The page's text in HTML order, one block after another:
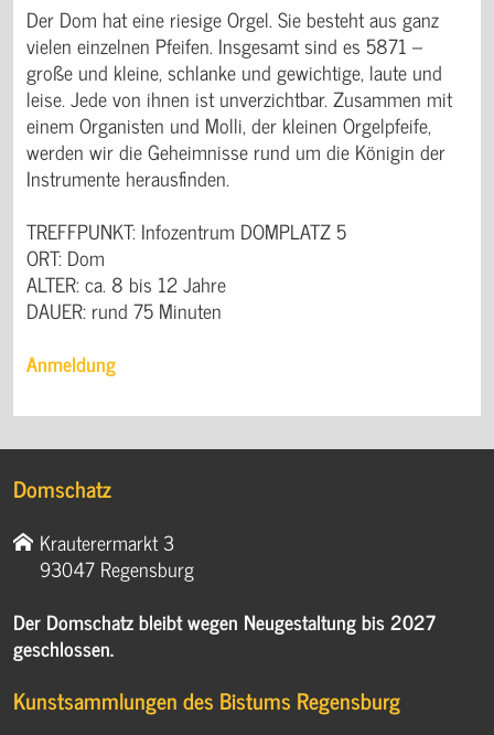
Der Dom hat eine riesige Orgel. Sie besteht aus ganz
vielen einzelnen Pfeifen. Insgesamt sind es 5871 –
große und kleine, schlanke und gewichtige, laute und
leise. Jede von ihnen ist unverzichtbar. Zusammen mit
einem Organisten und Molli, der kleinen Orgelpfeife,
werden wir die Geheimnisse rund um die Königin der
Instrumente herausfinden.
TREFFPUNKT: Infozentrum DOMPLATZ 5
ORT: Dom
ALTER: ca. 8 bis 12 Jahre
DAUER: rund 75 Minuten
Anmeldung
Domschatz
Krauterermarkt 3
93047 Regensburg
Der Domschatz bleibt wegen Neugestaltung bis 2027
geschlossen.
Kunstsammlungen des Bistums Regensburg